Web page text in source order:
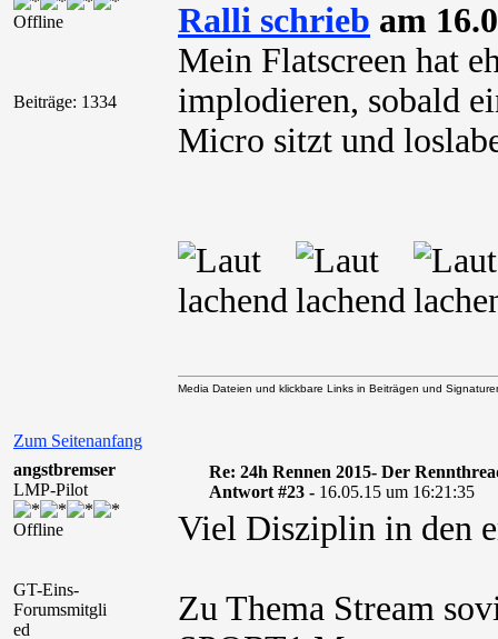
Offline
Beiträge: 1334
Ralli schrieb am
Mein Flatscreen hat
implodieren, sobald
Micro sitzt und
Zum Seitenanfang
Media Dateien und klickbare Links in Beiträgen und
angstbremser
LMP-Pilot
Offline
GT-Eins-
Forumsmitgli
ed
Re: 24h Rennen 2015- Der
Antwort #23 - 16.05.15 um 16:21:35
Viel Disziplin in den
Zu Thema Stream